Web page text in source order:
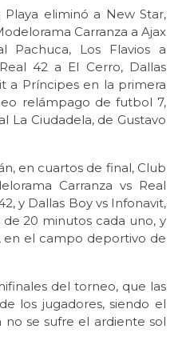
Playa eliminó a New Star,
Carranza a Ajax
Pachuca, Los Flavios a
42 a El Cerro, Dallas
a Príncipes en la primera
relámpago de futbol 7,
La Ciudadela, de Gustavo
en cuartos de final, Club
Carranza vs Real
y Dallas Boy vs Infonavit,
20 minutos cada uno, y
en el campo deportivo de
del torneo, que las
los jugadores, siendo el
se sufre el ardiente sol